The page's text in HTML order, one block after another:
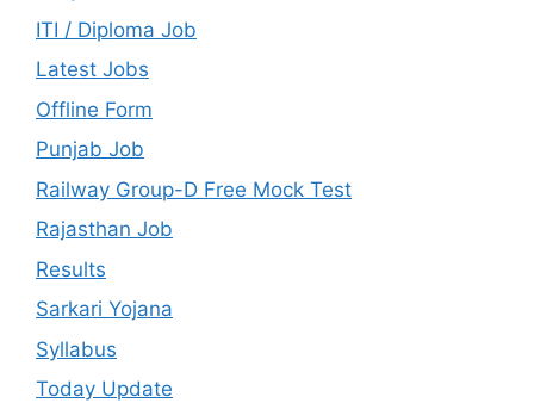
ITI / Diploma Job
Latest Jobs
Offline Form
Punjab Job
Railway Group-D Free Mock Test
Rajasthan Job
Results
Sarkari Yojana
Syllabus
Today Update